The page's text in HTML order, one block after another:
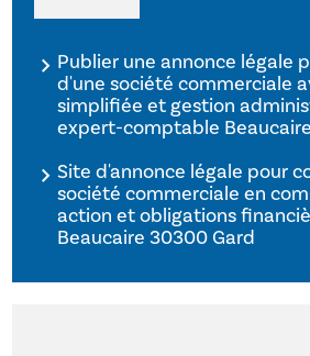
Publier une annonce légale
d'une société commerciale
simplifiée et gestion
expert-comptable
Site d'annonce légale pour
société commerciale en
action et obligations
Beaucaire 30300 Gard